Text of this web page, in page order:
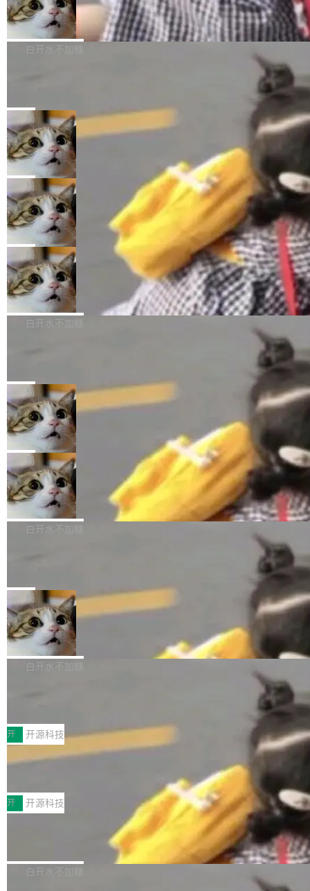
果员工带走机密信...
体验WorkBuddy鸿蒙PC版前，请将 HUAWEI M
atePad Edge 升级至 HarmonyOS 6.1.0.135S
P9 patch03及以上版本。 *升级路径：设置 > 搜
处：FFmpeg 9.0 的代号是“Lei”。 这个名字，
来自中国开发者雷霄骅（Lei Xiaohua）。 对于
很多中国音视频开发者而言，这个名字并不陌
“启蒙老师”。 而今年，恰好是雷霄骅离世十周
年。FFmpeg 社区最终选择用一个大版本的名
字，留下了这份纪念。 雷霄骅曾是中国传媒大学
数字电视技术方向的博士生，长期从事视频、音
频技...
亚马逊成本失控：AI 写代码烧掉 1215
万元，超预算 860%
外媒近日曝光了亚马逊的多份内部报告显示，AI
导致公司在多个项目上超支。《金融时报》报道
编写程序，目标是完成电商平台作者信息与商品
列表的数据匹配 —— 一项常规的数据处理任
务，最终却产生了 180 万美元的账单，实际支出
超出原定预算 860%。 更令人意外的是，该项目
最终并未成功落地，而高额算力消耗持续运行长
达 5 个月，公司直到财务对账时才察觉异常。这
意味着一个无人看管的 AI 程序，在近半年时间
里日夜不停地"烧钱"。 复盘显示，...
白开水不加糖
e CEO Clément Delangue 在 CNBC 的采访里
没有拐弯抹角。他说中国正在赢得 AI 竞赛，而
且按目前的速度，中国 AI 工具预计在今年底或
2027 年就能追上美国前沿实验室的水平。 Dela
ngue 把原因归结为一件事：开放协作。中国的
AI 开发者在一个共享和协作的生态里加速迭代，
而美国模型厂商在"闭门造车"。他的原话是 "buil
ding in silos"——各自为战，互不通气。 这个判
断从他嘴里说出来分量不同。Hugging Face 是
全球最大的开源 AI 平台，上面跑着上百万个模
型。谁在开源赛道上领先，...
局
当 AI agent 把源码变成了最好的扩展系
统，开发者工具必须开源
五年前，David Crawshaw 问过很多软件工程师
一个问题：你写过什么给自己用的程序？答案几
乎都是没有。工程师们整天用别人写的程序写程
序给别人用。偶尔有人自己写个博客系统、智能
家居控制、家庭实验室，都算稀奇事。 Crawsh
aw 是 Shelley 的作者，一个开源 AI coding age
nt。他最近在博客上写了一篇文章，核心论点很
简单：开发者工具必须开源。 理由不是传统的自
由软件情怀，而是一个跟 AI agent 直接相关的
技术判断。 两行 prompt 就能个性化任何软件 C
局
DeepSeek Harness 宣布内测邀请，全
网最大规模开源 Agent 路演现场诞生
一条内测招募帖，发出去的时候大概没人想到它
会变成一场开源 Agent 生态的路演。 8月1日，
DeepSeek Harness 团队负责人崔添翼（tiany
i）在 X 上发帖： 「如果你是 Agent Harness 相
关开源项目的开发者，希望参加 DeepSeek Har
ness 的内测，可以回复或私信联系我。请附上
Harness 负责把能力落到真实环境中——调用工
具、读写文件、管理上下文、处理错误、完成闭
环。崔添翼招人的标...
局
商汤 SenseNova U1.5-Lite-Preview
开源
商汤科技宣布面向社区开源轻量级统一多模态模
型的预览版本 SenseNova U1.5-Lite-Preview。
理解、推理、生成与编辑，还仅以 8B-MoT 的轻
量大小，将能力推进到4K、更精细的真实质感、
更复杂的视觉控制和可持续迭代编辑。 相比 U
1，U1.5-Lite-Preview 在以下方向上带来了显著
提升： 原生支持4K图像生成； 更精细的局部纹
理、细节与真实世界质感； 更准确的中英文文字
生成与复杂版式组织； 更稳定的图...
白开水不加糖
nap。这次是 hwctl——一个用来检查 Ubuntu
硬件认证状态的命令行工具。 Canonical 工程师
Alan Griffiths 在邮件列表中说得很直白：「hwc
tl 是一个 Ubuntu 专有的包，它和它的依赖项都
是 Ubuntu 专有的，不会用在其他发行版上。」
所以 deb 版本的受众实际上为零。既然只有 Ub
untu 用户在用，那用 snap 打包就没什么可纠结
的。 从 deb 到 snap 的迁移路径 hwctl 是 rust-
hwlib 硬件 API 库的一部分，命令行工具负责查
局
Dario Amodei 担心新人来 Anthropic
只为金钱，不为使命
顶级 AI 研究员在两家公司之间来回跳，中间只
隔了几天。 Lilian Weng 上周刚宣布因健康原因
离开 Thinking Machines Lab，说自己作为联合
创始人的角色「太累了」。几天后，The Inform
ation 就曝出她将重回 OpenAI，负责递归自我
改进方向的研究。她是 Thinking Machines 过
一在人才争夺战中失血的公司。六月，Google
连失两员大将：Noam Shazeer 去了 Op...
局
FFmpeg 9.0 发布
FFmpeg 9.0 现已发布，包含多项改进。官方更
新日志列出的 9.0 版本主要更新内容如下： 扩
er HE-AAC 960 解码 (DAB+) transpose_cuda
filter 添加 AMF Frame Rate Converter (vf_frc
_amf) filter SMPTE 2094-50 元数据支持和直
通 ProRes RAW VideoToolbox 硬件加速器 AP
V ...
白开水不加糖
Code 在 X 上发帖：「DeepSeek Flash did 8T
tokens on August 1st. 5T of free usage + 3T
on OpenCode Go.」79.8 万次浏览，连带着 #
DeepSeek一天消耗了8万亿# 上了微博热搜——
注意这是 OpenCode 一家的消耗。 OpenCode
不完。」5T 来自免费额度，3T 来自 Go...
局
NetBSD 11.0 正式发布
NetBSD 11.0 现已正式发布，这是 NetBSD 操
作系统的第十八个主要版本。 自 NetBSD 10.1
ve JH71XX 的设备，例如 VisionFive 2、PINE
64 STAR64，以及 QEMU。 增强了对 POSIX.1
-2024 和 C23 编程接口标准的兼容性。 compat
_linux(8) 增强了对 Linux 系统调用的支持，包
括 epoll（围绕 kqueue 实现）、POSIX 消息队
列、...
白开水不加糖
案
享会在上海举办。鸿蒙生态的全场景智慧营销平
台鲸鸿动能协同华为游戏中心，面向游戏行业开
发者及生态伙伴，系统呈现了平台在游戏领域的
完整能力版图——从IAP高价值用户的全周期经
营、到IAA游戏的“买变一体”正循环、再到联运与
广告协同的全链路经营闭环，以及面向全球市场
的出海增长布局。 华为终端云业务商业化销售负
责人在开场致辞中表示，游戏开发者的核心诉求
已不再是“多一个投放渠道”，而是一套能够持续
开 开源科技
技嘉X3D系列再添新成员 B850 AORU
面向AMD Ryzen X3D处理器玩家，技嘉X3D系
列主板阵容迎来新成员——B850 AORUS ELITE
X3D。作为面向主流高性能平台打造的全新主板
产品，B850 AORUS ELITE X3D延续技嘉在X3
D平台优化上的技术积累，旨在为游戏玩家带来
更稳定、更高效的装机选择。 B850 AORUS ELI
开 开源科技
Zadig v5.0 发布：AI 发布专员与 AI 审
我们团队这几天最大的卡点不是 AI 写得不够
好，是 AI 写得太好了。 好到审查排期从两天的
白开水不加糖